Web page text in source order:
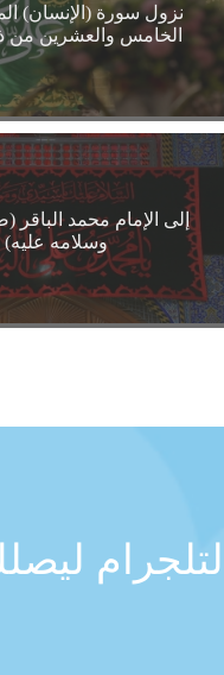
نزول سورة (الإنسان)
الخامس والعشرين من
إلى الإمام محمد الباقر
وسلامه عليه)